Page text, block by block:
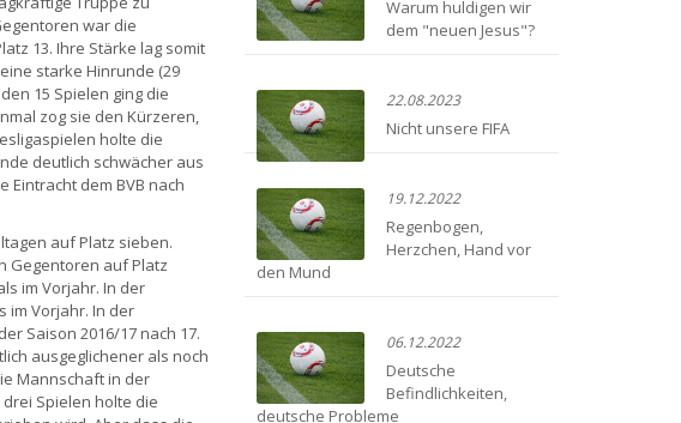
war die
13. Ihre Stärke lag somit
starke Hinrunde (29
15 Spielen ging die
zog sie den Kürzeren,
holte die
deutlich schwächer aus
dem BVB nach
auf Platz sieben.
Gegentoren auf Platz
im Vorjahr. In der
im Vorjahr. In der
Saison 2016/17 nach 17.
ausgeglichener als noch
Mannschaft in der
Spielen holte die
Warum huldigen wir
dem "neuen Jesus"?
22.08.2023
Nicht unsere FIFA
19.12.2022
Regenbogen,
Herzchen, Hand vor
den Mund
06.12.2022
Deutsche
Befindlichkeiten,
deutsche Probleme